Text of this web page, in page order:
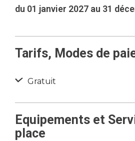
du 01 janvier 2027 au 31
Tarifs, Modes de
Gratuit
Equipements et
place